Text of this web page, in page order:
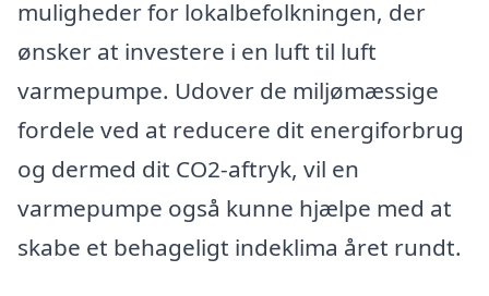
muligheder for lokalbefolkningen, der
ønsker at investere i en luft til luft
varmepumpe. Udover de miljømæssige
fordele ved at reducere dit energiforbrug
og dermed dit CO2-aftryk, vil en
varmepumpe også kunne hjælpe med at
skabe et behageligt indeklima året rundt.